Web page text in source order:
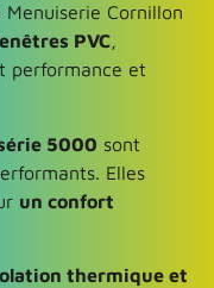
Cornillon
PVC,
performance et
5000 sont
Elles
un confort
thermique et